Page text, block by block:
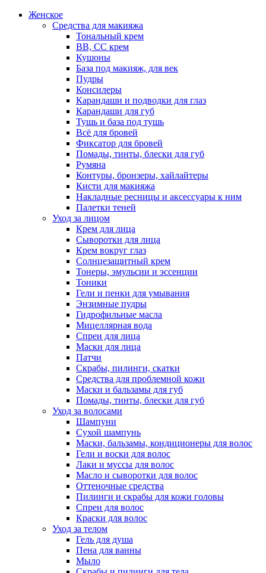
Женское
Средства для макияжа
Тональный крем
BB, CC крем
Кушоны
База под макияж, для век
Пудры
Консилеры
Карандаши и подводки для глаз
Карандаши для губ
Тушь и база под тушь
Всё для бровей
Фиксатор для бровей
Помады, тинты, блески для губ
Румяна
Контуры, бронзеры, хайлайтеры
Кисти для макияжа
Накладные ресницы и аксессуары к ним
Палетки теней
Уход за лицом
Крем для лица
Сыворотки для лица
Крем вокруг глаз
Солнцезащитный крем
Тонеры, эмульсии и эссенции
Тоники
Гели и пенки для умывания
Энзимные пудры
Гидрофильные масла
Мицеллярная вода
Спреи для лица
Маски для лица
Патчи
Скрабы, пилинги, скатки
Средства для проблемной кожи
Маски и бальзамы для губ
Помады, тинты, блески для губ
Уход за волосами
Шампуни
Сухой шампунь
Маски, бальзамы, кондиционеры для волос
Гели и воски для волос
Лаки и муссы для волос
Масло и сыворотки для волос
Оттеночные средства
Пилинги и скрабы для кожи головы
Спреи для волос
Краски для волос
Уход за телом
Гель для душа
Пена для ванны
Мыло